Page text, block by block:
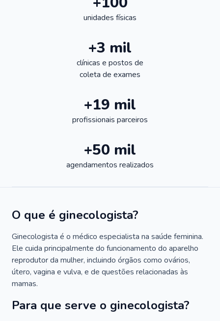
unidades físicas
+3 mil
clínicas e postos de
coleta de exames
+19 mil
profissionais parceiros
+50 mil
agendamentos realizados
O que é ginecologista?
Ginecologista é o médico especialista na saúde feminina.
Ele cuida principalmente do funcionamento do aparelho
reprodutor da mulher, incluindo órgãos como ovários,
útero, vagina e vulva, e de questões relacionadas às
mamas.
Para que serve o ginecologista?